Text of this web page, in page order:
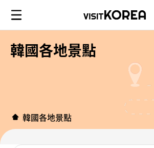
韓國各地景點
韓國各地景點